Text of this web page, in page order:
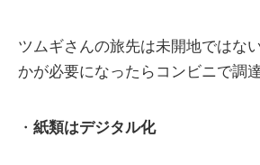
ツムギさんの旅先は未開地ではな
かが必要になったらコンビニで調
・ 紙類はデジタル化